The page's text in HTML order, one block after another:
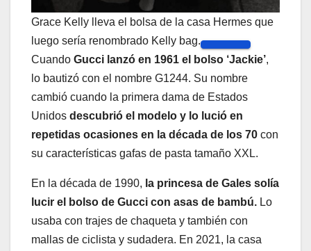
Grace Kelly lleva el bolsa de la casa Hermes que
luego sería renombrado Kelly bag.
Cuando Gucci lanzó en 1961 el bolso ‘Jackie’,
lo bautizó con el nombre G1244. Su nombre
cambió cuando la primera dama de Estados
Unidos descubrió el modelo y lo lució en
repetidas ocasiones en la década de los 70 con
su características gafas de pasta tamaño XXL.
En la década de 1990, la princesa de Gales solía
lucir el bolso de Gucci con asas de bambú. Lo
usaba con trajes de chaqueta y también con
mallas de ciclista y sudadera. En 2021, la casa